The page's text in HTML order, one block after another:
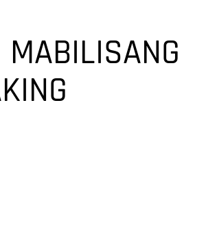
MABILISANG